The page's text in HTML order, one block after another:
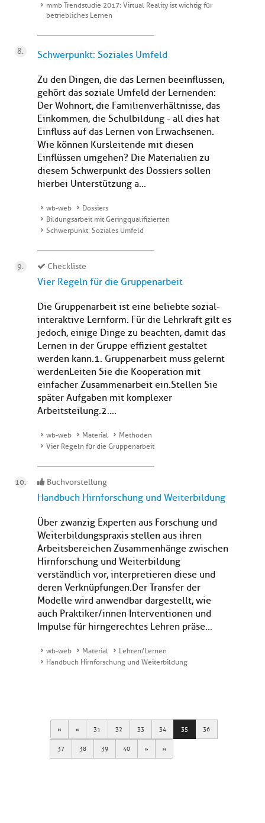
mmb Trendstudie 2017: Virtual Reality ist wichtig für
betriebliches Lernen
Schwerpunkt: Soziales Umfeld
Zu den Dingen, die das Lernen beeinflussen,
gehört das soziale Umfeld der Lernenden:
Der Wohnort, die Familienverhältnisse, das
Einkommen, die Schulbildung - all dies hat
Einfluss auf das Lernen von Erwachsenen.
Wie können Kursleitende mit diesen
Einflüssen umgehen? Die Materialien zu
diesem Schwerpunkt des Dossiers sollen
hierbei Unterstützung a...
wb-web
Dossiers
Bildungsarbeit mit Geringqualifizierten
Schwerpunkt: Soziales Umfeld
Checkliste
Vier Regeln für die Gruppenarbeit
Die Gruppenarbeit ist eine beliebte sozial-
interaktive Lernform. Für die Lehrkraft gilt es
jedoch, einige Dinge zu beachten, damit das
Lernen in der Gruppe effizient gestaltet
werden kann. 1. Gruppenarbeit muss gelernt
werdenLeiten Sie die Kooperation mit
einfacher Zusammenarbeit ein.Stellen Sie
später Aufgaben mit komplexer
Arbeitsteilung.2....
wb-web Material
Methoden
Vier Regeln für die Gruppenarbeit
Buchvorstellung
Handbuch Hirnforschung und Weiterbildung
Über zwanzig Experten aus Forschung und
Weiterbildungspraxis stellen aus ihren
Arbeitsbereichen Zusammenhänge zwischen
Hirnforschung und Weiterbildung
verständlich vor, interpretieren diese und
deren Verknüpfungen.Der Transfer der
Modelle wird anwendbar dargestellt, wie
auch Praktiker/innen Interventionen und
Impulse für hirngerechtes Lehren präse...
wb-web Material
Lehren/Lernen
Handbuch Hirnforschung und Weiterbildung
First Previous
31 32 33 34 35 36
37 38 39 40 Next Last